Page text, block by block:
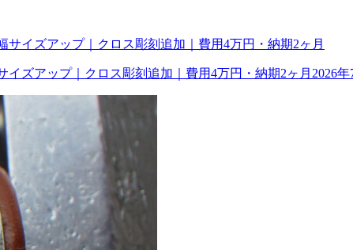
ズアップ｜クロス彫刻追加｜費用4万円・納期2ヶ月 2026年